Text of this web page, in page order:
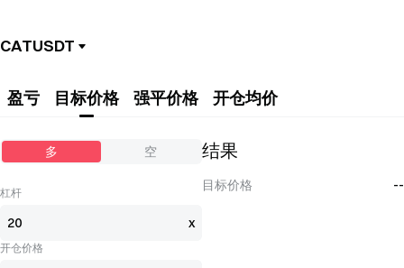
CATUSDT
盈亏 目标价格 强平价格 开仓均价
多 空
杠杆
x
开仓价格
结果
目标价格 --